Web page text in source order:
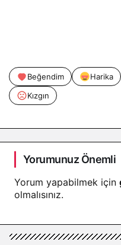
Beğendim Harika
Kızgın
Yorumunuz Önemli
Yorum yapabilmek için
olmalısınız.